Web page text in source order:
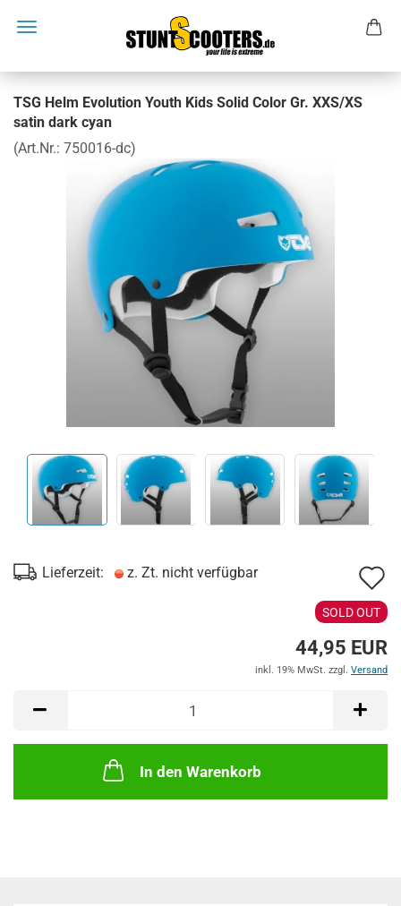
TSG Helm Evolution Youth Kids Solid Color Gr. XXS/XS
satin dark cyan
(Art.Nr.: 750016-dc)
Lieferzeit: z. Zt. nicht verfügbar
SOLD OUT
44,95 EUR
inkl. 19% MwSt. zzgl. Versand
In den Warenkorb